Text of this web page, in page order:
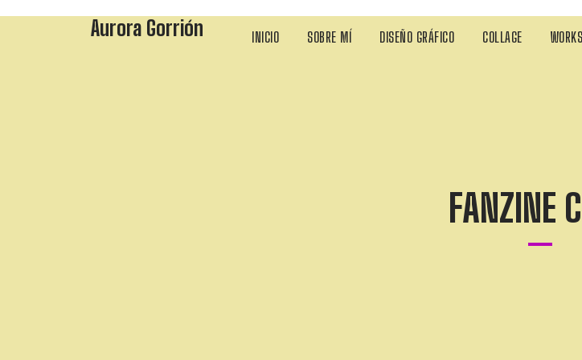
Aurora Gorrión INICIO SOBRE MÍ DISEÑO GRÁFICO COLLAGE
FANZINE